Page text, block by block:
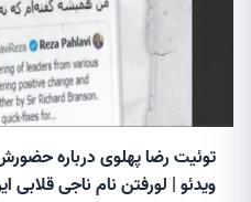
توئیت رضا پهلوی درباره
ویدئو | لورفتن نام ناجی قلابی